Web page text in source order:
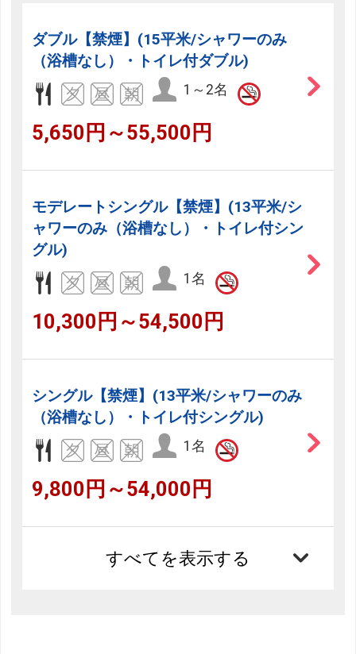
ダブル【禁煙】(15平米/シャワーのみ
（浴槽なし）・トイレ付ダブル)
1～2名
5,650円～55,500円
モデレートシングル【禁煙】(13平米/シ
ャワーのみ（浴槽なし）・トイレ付シン
グル)
1名
10,300円～54,500円
シングル【禁煙】(13平米/シャワーのみ
（浴槽なし）・トイレ付シングル)
1名
9,800円～54,000円
すべてを表示する